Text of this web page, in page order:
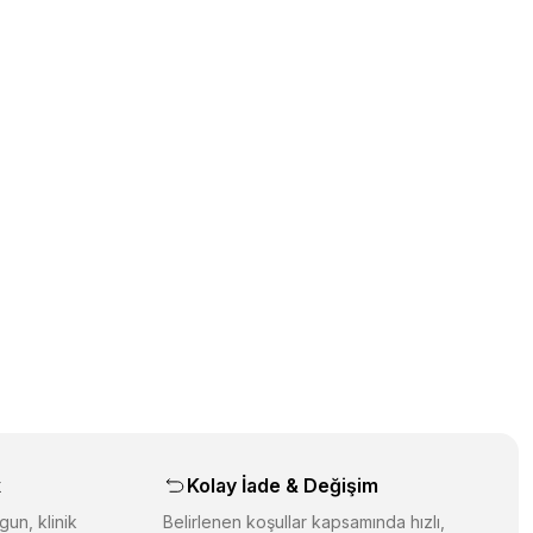
klinik
Kolay İade & Değişim
Belirlenen koşullar kapsamında hızlı,